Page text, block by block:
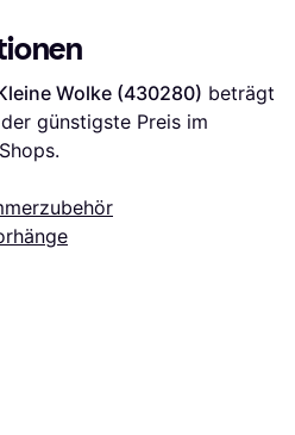
Wolke (430280) beträgt
günstigste Preis im